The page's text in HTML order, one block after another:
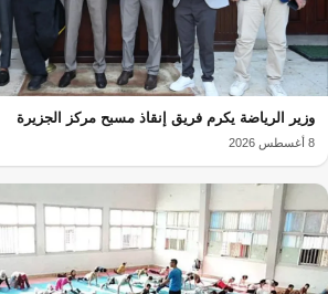
وزير الرياضة يكرم فريق إنقاذ مسبح مركز الجزيرة
8 أغسطس 2026